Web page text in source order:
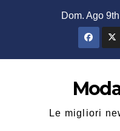
Dom. Ago
Le migliori